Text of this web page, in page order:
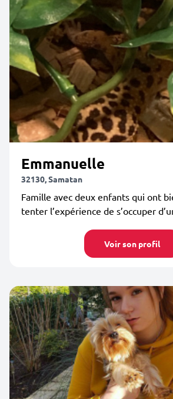
Emmanuelle
32130, Samatan
Famille avec deux enfants qui ont
tenter l’expérience de s’occuper
Voir son profil